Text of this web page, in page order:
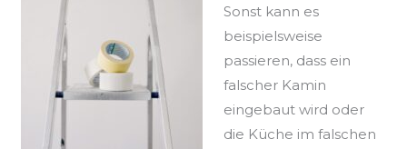
Sonst kann es
beispielsweise
passieren, dass ein
falscher Kamin
eingebaut wird oder
die Küche im falschen